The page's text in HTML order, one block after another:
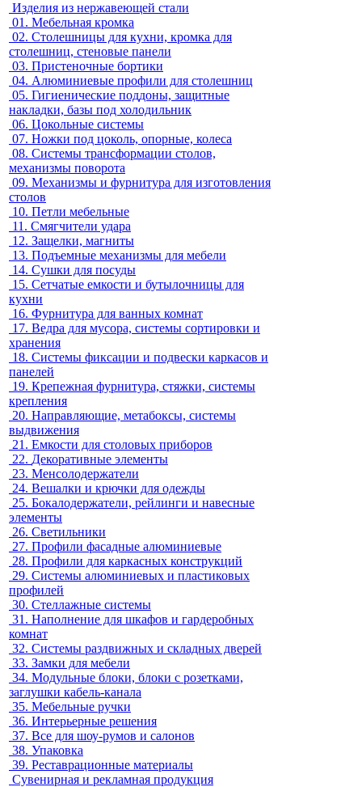
Изделия из нержавеющей стали
01. Мебельная кромка
02. Столешницы для кухни, кромка для
столешниц, стеновые панели
03. Пристеночные бортики
04. Алюминиевые профили для столешниц
05. Гигиенические поддоны, защитные
накладки, базы под холодильник
06. Цокольные системы
07. Ножки под цоколь, опорные, колеса
08. Системы трансформации столов,
механизмы поворота
09. Механизмы и фурнитура для изготовления
столов
10. Петли мебельные
11. Смягчители удара
12. Защелки, магниты
13. Подъемные механизмы для мебели
14. Сушки для посуды
15. Сетчатые емкости и бутылочницы для
кухни
16. Фурнитура для ванных комнат
17. Ведра для мусора, системы сортировки и
хранения
18. Системы фиксации и подвески каркасов и
панелей
19. Крепежная фурнитура, стяжки, системы
крепления
20. Направляющие, метабоксы, системы
выдвижения
21. Емкости для столовых приборов
22. Декоративные элементы
23. Менсолодержатели
24. Вешалки и крючки для одежды
25. Бокалодержатели, рейлинги и навесные
элементы
26. Светильники
27. Профили фасадные алюминиевые
28. Профили для каркасных конструкций
29. Системы алюминиевых и пластиковых
профилей
30. Стеллажные системы
31. Наполнение для шкафов и гардеробных
комнат
32. Системы раздвижных и складных дверей
33. Замки для мебели
34. Модульные блоки, блоки с розетками,
заглушки кабель-канала
35. Мебельные ручки
36. Интерьерные решения
37. Все для шоу-румов и салонов
38. Упаковка
39. Реставрационные материалы
Сувенирная и рекламная продукция